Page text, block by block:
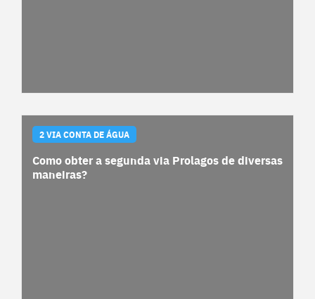
2 VIA CONTA DE ÁGUA
Como obter a segunda via Prolagos de diversas
maneiras?